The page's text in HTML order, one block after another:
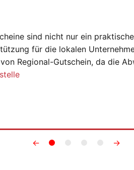
sind nicht nur ein
für die lokalen
Regional-Gutschein, da die
← →